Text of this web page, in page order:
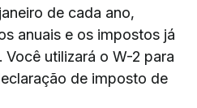
de cada ano,
anuais e os impostos já
Você utilizará o W-2 para
de imposto de